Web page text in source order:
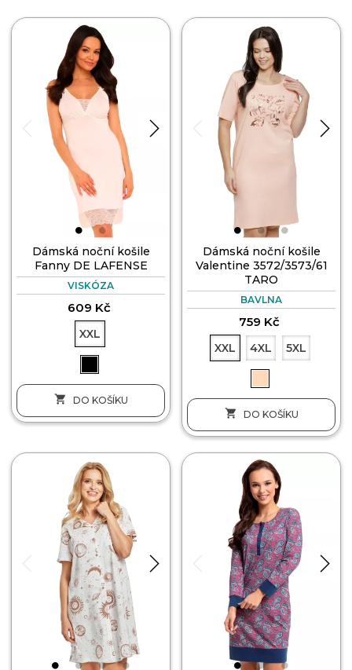
Dámská noční košile
Fanny DE LAFENSE
VISKÓZA
609 Kč
XXL
 DO KOŠÍKU
Dámská noční košile
Valentine 3572/3573/61
TARO
BAVLNA
759 Kč
XXL 4XL 5XL
 DO KOŠÍKU